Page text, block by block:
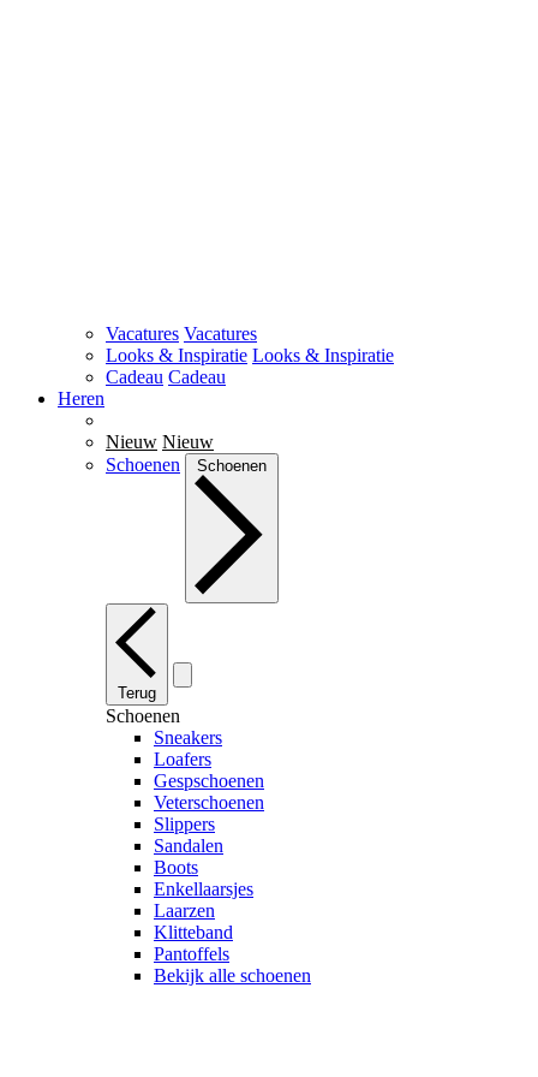
Vacatures Vacatures
Looks & Inspiratie Looks & Inspiratie
Cadeau Cadeau
Heren
Nieuw Nieuw
Schoenen
Schoenen
Terug
Schoenen
Sneakers
Loafers
Gespschoenen
Veterschoenen
Slippers
Sandalen
Boots
Enkellaarsjes
Laarzen
Klitteband
Pantoffels
Bekijk alle schoenen